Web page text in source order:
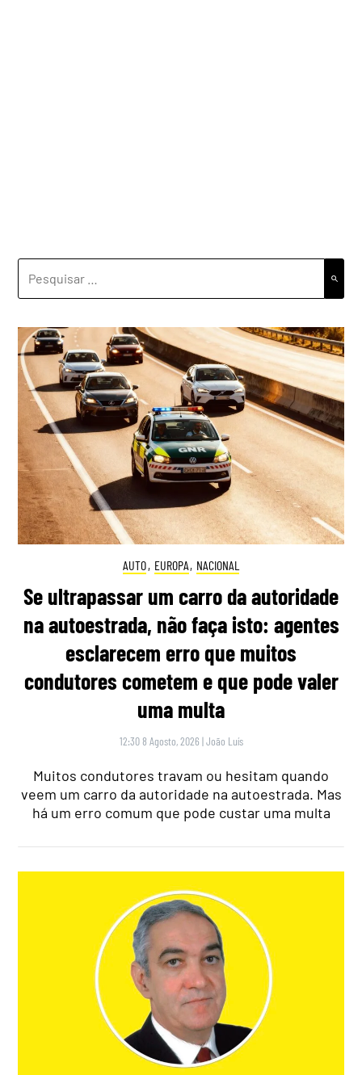
POR:
AUTO, EUROPA, NACIONAL
Se ultrapassar um carro da autoridade
na autoestrada, não faça isto: agentes
esclarecem erro que muitos
condutores cometem e que pode valer
uma multa
12:30 8 Agosto, 2026 |João Luís
Muitos condutores travam ou hesitam quando
veem um carro da autoridade na autoestrada. Mas
há um erro comum que pode custar uma multa